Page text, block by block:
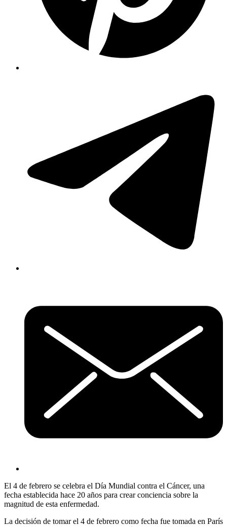
El 4 de febrero se celebra el Día Mundial contra el Cáncer, una
fecha establecida hace 20 años para crear conciencia sobre la
magnitud de esta enfermedad.
La decisión de tomar el 4 de febrero como fecha fue tomada en París